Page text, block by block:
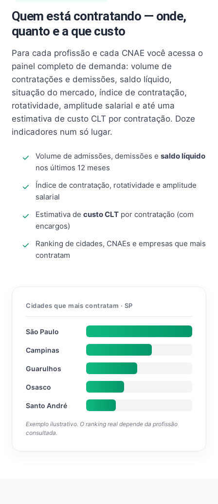
Quem está contratando — onde,
quanto e a que custo
Para cada profissão e cada CNAE você acessa o
painel completo de demanda: volume de
contratações e demissões, saldo líquido,
situação do mercado, índice de contratação,
rotatividade, amplitude salarial e até uma
estimativa de custo CLT por contratação. Doze
indicadores num só lugar.
Volume de admissões, demissões e saldo líquido
nos últimos 12 meses
Índice de contratação, rotatividade e amplitude
salarial
Estimativa de custo CLT por contratação (com
encargos)
Ranking de cidades, CNAEs e empresas que mais
contratam
Cidades que mais contratam · SP
São Paulo
Campinas
Guarulhos
Osasco
Santo André
Exemplo ilustrativo. O ranking real depende da profissão
consultada.